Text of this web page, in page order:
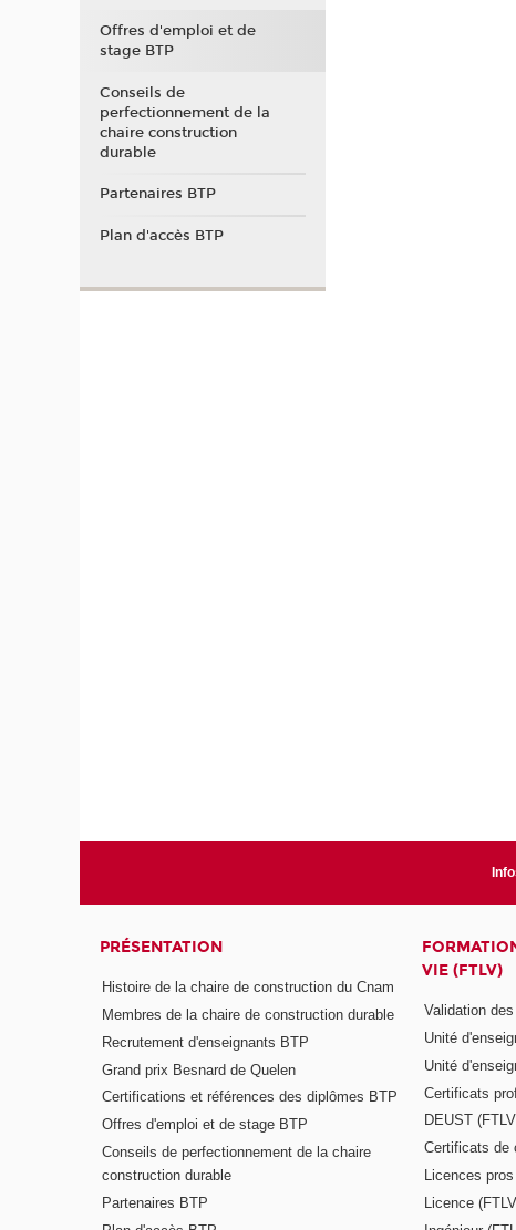
Offres d'emploi et de
stage BTP
Conseils de
perfectionnement de la
chaire construction
durable
Partenaires BTP
Plan d'accès BTP
PRÉSENTATION
Histoire de la chaire de construction du Cnam
Membres de la chaire de construction durable
Recrutement d'enseignants BTP
Grand prix Besnard de Quelen
Certifications et références des diplômes BTP
Offres d'emploi et de stage BTP
Conseils de perfectionnement de la chaire
construction durable
Partenaires BTP
VIE (FTLV)
Validation
Unité
Unité
Certificats
DEUST
Certificats de
Licences
Licence